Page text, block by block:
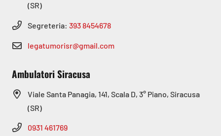
(SR)
Segreteria: 393 8454678
legatumorisr@gmail.com
Ambulatori Siracusa
Viale Santa Panagia, 141, Scala D, 3° Piano, Siracusa
(SR)
0931 461769